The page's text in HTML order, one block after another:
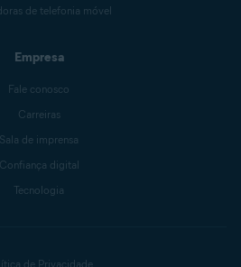
de telefonia móvel
Empresa
Fale conosco
Carreiras
Sala de imprensa
Confiança digital
Tecnologia
de Privacidade